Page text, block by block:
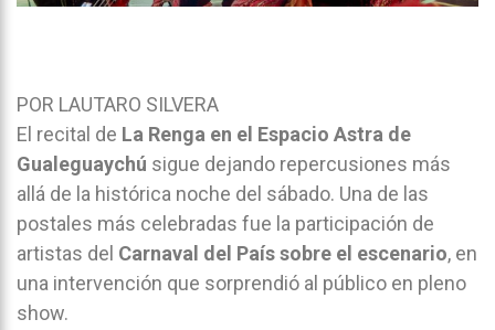
POR LAUTARO SILVERA
El recital de La Renga en el Espacio Astra de
Gualeguaychú sigue dejando repercusiones más
allá de la histórica noche del sábado. Una de las
postales más celebradas fue la participación de
artistas del Carnaval del País sobre el escenario, en
una intervención que sorprendió al público en pleno
show.